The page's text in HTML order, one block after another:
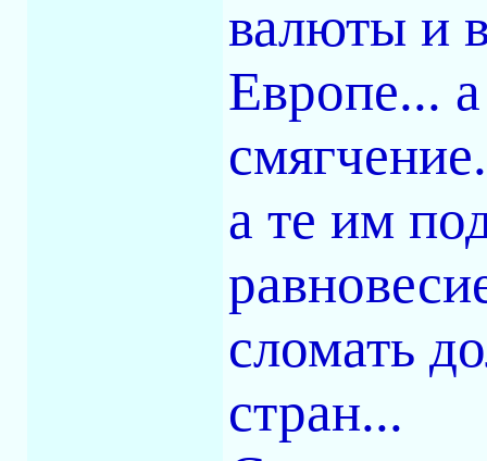
валюты и
Европе...
а те им
сломать
стран...